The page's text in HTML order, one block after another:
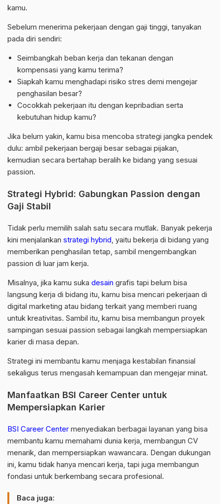
kamu.
Sebelum menerima pekerjaan dengan gaji tinggi, tanyakan
pada diri sendiri:
Seimbangkah beban kerja dan tekanan dengan
kompensasi yang kamu terima?
Siapkah kamu menghadapi risiko stres demi mengejar
penghasilan besar?
Cocokkah pekerjaan itu dengan kepribadian serta
kebutuhan hidup kamu?
Jika belum yakin, kamu bisa mencoba strategi jangka pendek
dulu: ambil pekerjaan bergaji besar sebagai pijakan,
kemudian secara bertahap beralih ke bidang yang sesuai
passion.
Strategi Hybrid: Gabungkan Passion dengan
Gaji Stabil
Tidak perlu memilih salah satu secara mutlak. Banyak pekerja
kini menjalankan strategi hybrid, yaitu bekerja di bidang yang
memberikan penghasilan tetap, sambil mengembangkan
passion di luar jam kerja.
Misalnya, jika kamu suka desain grafis tapi belum bisa
langsung kerja di bidang itu, kamu bisa mencari pekerjaan di
digital marketing atau bidang terkait yang memberi ruang
untuk kreativitas. Sambil itu, kamu bisa membangun proyek
sampingan sesuai passion sebagai langkah mempersiapkan
karier di masa depan.
Strategi ini membantu kamu menjaga kestabilan finansial
sekaligus terus mengasah kemampuan dan mengejar minat.
Manfaatkan BSI Career Center untuk
Mempersiapkan Karier
BSI Career Center menyediakan berbagai layanan yang bisa
membantu kamu memahami dunia kerja, membangun CV
menarik, dan mempersiapkan wawancara. Dengan dukungan
ini, kamu tidak hanya mencari kerja, tapi juga membangun
fondasi untuk berkembang secara profesional.
Baca juga: